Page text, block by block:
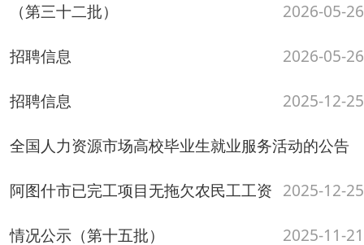
情况公示（第十五批） 2025-11-21
2025年阿图什市高校毕业生暨退役军人专场招聘会
（第十四批） 2025-11-17
阿图什市已完工项目无拖欠农民工工资情况公示
（第十三批） 2025-11-13